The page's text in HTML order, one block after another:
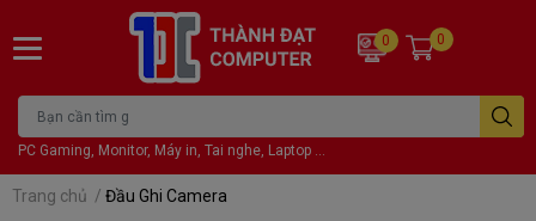
PC Gaming, Monitor, Máy in, Tai nghe, Laptop ...
0 0
Trang chủ / Đầu Ghi Camera